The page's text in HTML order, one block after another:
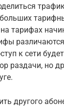
тарифах
к сети
раздачи, но
другого